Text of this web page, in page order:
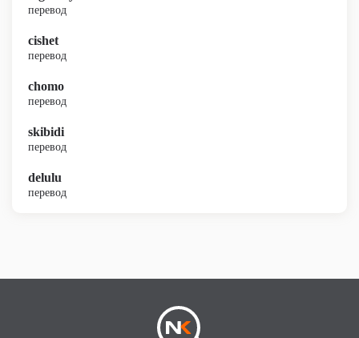
перевод
cishet
перевод
chomo
перевод
skibidi
перевод
delulu
перевод